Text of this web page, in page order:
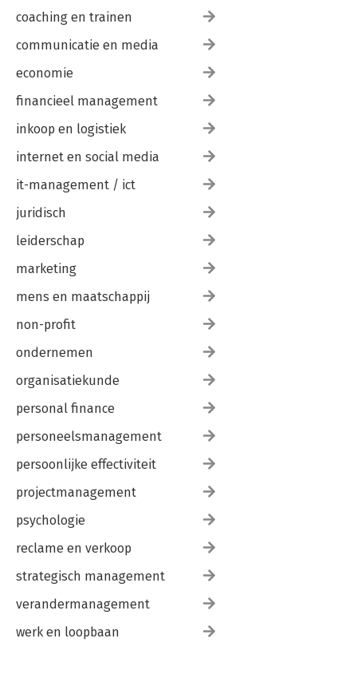
coaching en trainen
communicatie en media
economie
financieel management
inkoop en logistiek
internet en social media
it-management / ict
juridisch
leiderschap
marketing
mens en maatschappij
non-profit
ondernemen
organisatiekunde
personal finance
personeelsmanagement
persoonlijke effectiviteit
projectmanagement
psychologie
reclame en verkoop
strategisch management
verandermanagement
werk en loopbaan